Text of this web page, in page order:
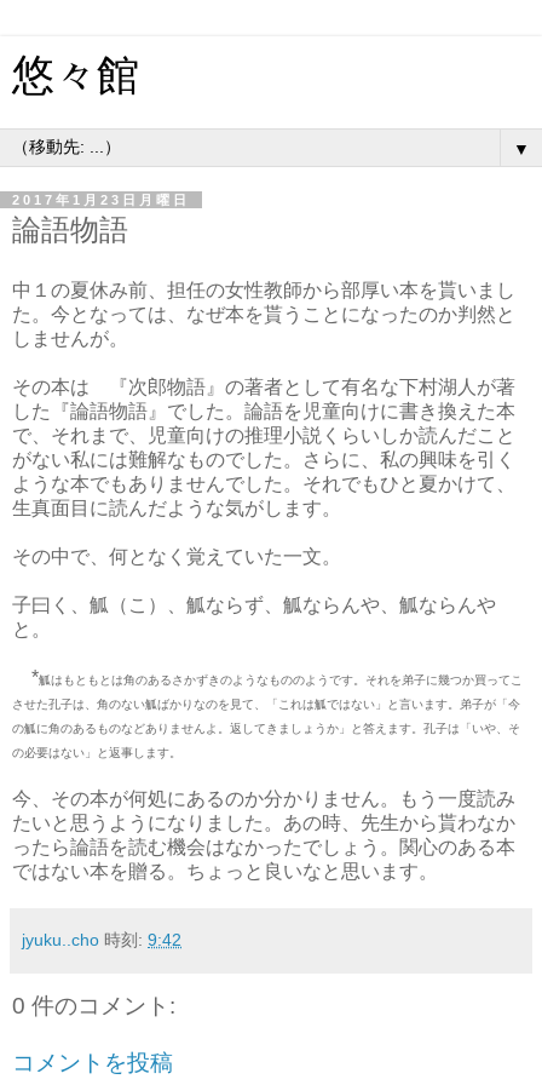
悠々館
▼
2017年1月23日月曜日
論語物語
中１の夏休み前、担任の女性教師から部厚い本を貰いまし
た。今となっては、なぜ本を貰うことになったのか判然と
しませんが。
その本は 『次郎物語』の著者として有名な下村湖人が著
した『論語物語』でした。論語を児童向けに書き換えた本
で、それまで、児童向けの推理小説くらいしか読んだこと
がない私には難解なものでした。さらに、私の興味を引く
ような本でもありませんでした。それでもひと夏かけて、
生真面目に読んだような気がします。
その中で、何となく覚えていた一文。
子曰く、觚（こ）、觚ならず、觚ならんや、觚ならんや
と。
*觚はもともとは角のあるさかずきのようなもののようです。それを弟子に幾つか買ってこ
させた孔子は、角のない觚ばかりなのを見て、「これは觚ではない」と言います。弟子が「今
の觚に角のあるものなどありませんよ。返してきましょうか」と答えます。孔子は「いや、そ
の必要はない」と返事します。
今、その本が何処にあるのか分かりません。もう一度読み
たいと思うようになりました。あの時、先生から貰わなか
ったら論語を読む機会はなかったでしょう。関心のある本
ではない本を贈る。ちょっと良いなと思います。
jyuku..cho 時刻: 9:42
0 件のコメント:
コメントを投稿